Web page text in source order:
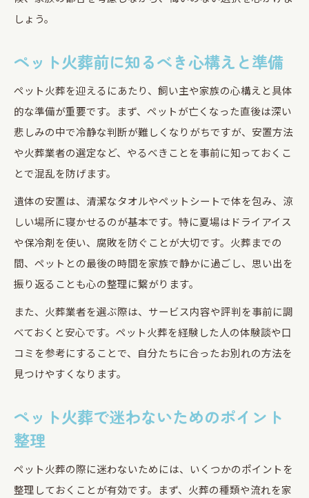
しょう。
ペット火葬前に知るべき心構えと準備
ペット火葬を迎えるにあたり、飼い主や家族の心構えと具体
的な準備が重要です。まず、ペットが亡くなった直後は深い
悲しみの中で冷静な判断が難しくなりがちですが、安置方法
や火葬業者の選定など、やるべきことを事前に知っておくこ
とで混乱を防げます。
遺体の安置は、清潔なタオルやペットシートで体を包み、涼
しい場所に寝かせるのが基本です。特に夏場はドライアイス
や保冷剤を使い、腐敗を防ぐことが大切です。火葬までの
間、ペットとの最後の時間を家族で静かに過ごし、思い出を
振り返ることも心の整理に繋がります。
また、火葬業者を選ぶ際は、サービス内容や評判を事前に調
べておくと安心です。ペット火葬を経験した人の体験談や口
コミを参考にすることで、自分たちに合ったお別れの方法を
見つけやすくなります。
ペット火葬で迷わないためのポイント
整理
ペット火葬の際に迷わないためには、いくつかのポイントを
整理しておくことが有効です。まず、火葬の種類や流れを家